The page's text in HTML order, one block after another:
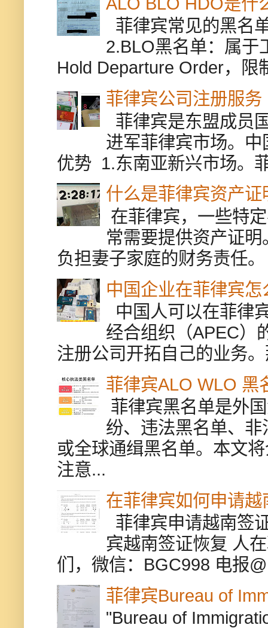
菲律宾常见的黑名
2.BLO黑名单：属于
Hold Departure Order，限
菲律宾公司注册服务
菲律宾是东盟成员
进军菲律宾市场。
优势 1.东南亚新兴市场。
什么是菲律宾资产证
在菲律宾，一些特
常需要提供资产证
负担妻子家庭的财务责任
中国企业在菲律宾怎
中国人可以在菲律
经合组织（APEC）
注册公司开拓自己的业务
菲律宾ALO WLO 黑
菲律宾黑名单是外
纷、违法黑名单、
或全球通缉黑名单。本文
注意...
在菲律宾如何申请越
菲律宾申请越南签
宾越南签证恢复 人
们，微信：BGC998 电报
菲律宾Bureau of
"Bureau of